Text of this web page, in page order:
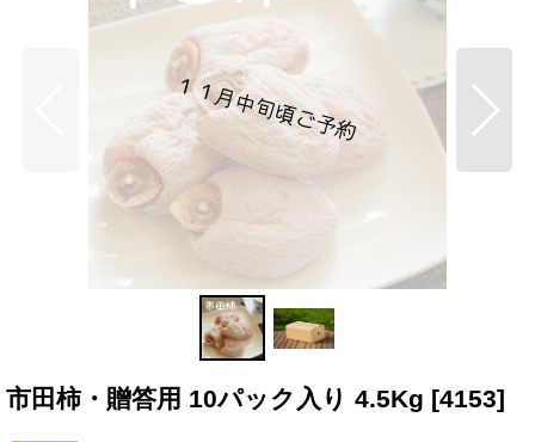
市田柿・贈答用 10パック入り 4.5Kg [4153]